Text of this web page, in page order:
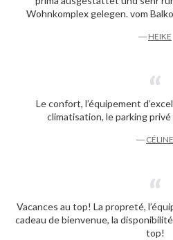
Wohnkomplex gelegen. vom
― HEIKE
Le confort, l’équipement
climatisation, le parking
― CÉLINE
Vacances au top! La propreté,
cadeau de bienvenue, la
top!